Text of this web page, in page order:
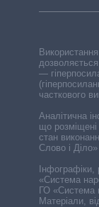
—
часткового
Аналітична
що розміщені
стан
Слово і
«Система
ГО «Система
Матеріали,